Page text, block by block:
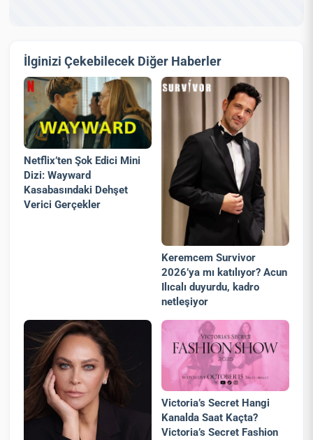
İlginizi Çekebilecek Diğer Haberler
Netflix’ten Şok Edici Mini
Dizi: Wayward
Kasabasındaki Dehşet
Verici Gerçekler
Keremcem Survivor
2026’ya mı katılıyor? Acun
Ilıcalı duyurdu, kadro
netleşiyor
Victoria’s Secret Hangi
Kanalda Saat Kaçta?
Victoria’s Secret Fashion